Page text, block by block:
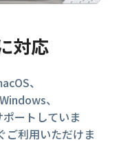
対応
、
、
ートしていま
ご利用いただけま